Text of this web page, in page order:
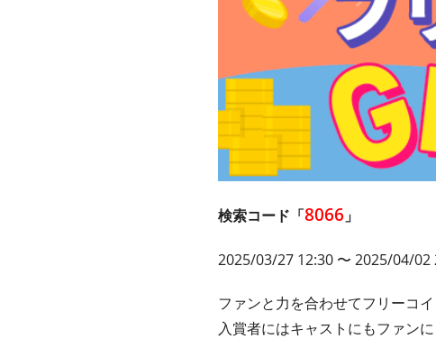
検索コード「8066 」
2025/03/27 12:30 〜 2025/04/02
ファンと力を合わせてフリーコ
入賞者にはキャストにもファン